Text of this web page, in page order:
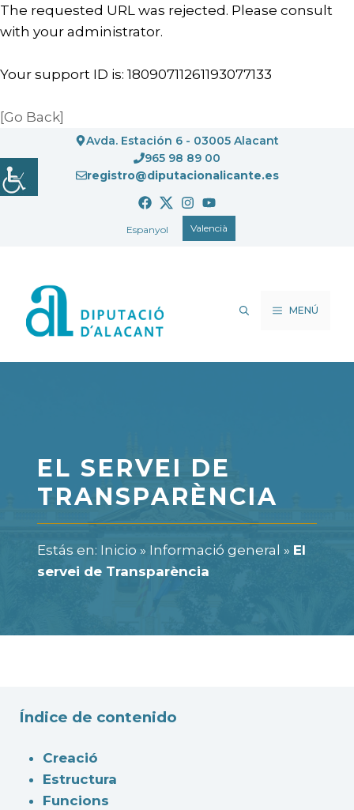
The requested URL was rejected. Please consult
with your administrator.
Your support ID is: 18090711261193077133
[Go Back]
al
contingut
Avda. Estación 6 - 03005 Alacant
965 98 89 00
registro@diputacionalicante.es
Espanyol Valencià
MENÚ
EL SERVEI DE
TRANSPARÈNCIA
Estás en: Inicio » Informació general » El
servei de Transparència
Índice de contenido
Creació
Estructura
Funcions